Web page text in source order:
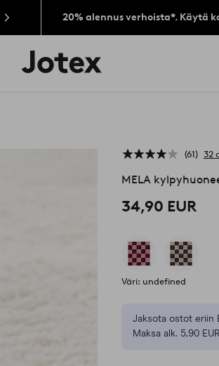
20% alennus verhoista*. Käytä
Jotex-
logo
61 32
MELA
34,90 EUR
Väri: undefined
Jaksota ostot eriin
Maksa alk. 5,90